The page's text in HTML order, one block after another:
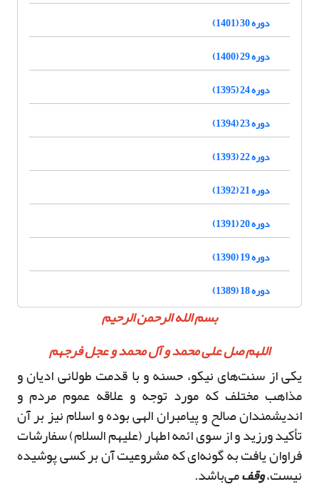
دوره 30 (1401)
دوره 29 (1400)
دوره 24 (1395)
دوره 23 (1394)
دوره 22 (1393)
دوره 21 (1392)
دوره 20 (1391)
دوره 19 (1390)
دوره 18 (1389)
بسم الله الرحمن الرحیم
اللهم صل علی محمد و آل محمد و عجل فرجهم
یکی از سنت‌های نیکو، حسنه و با قدمت طولانی ادیان و
مذاهب مختلف که مورد توجه و علاقه عموم مردم و
اندیشمندان صالح و پیامبران الهی بوده و اسلام نیز بر آن
تأکید ورزید و از سوی ائمه اطهار (علیهم السلام) سفارشات
فراوان یافت به گونه‌ای که مشروعیت آن بر کسی پوشیده
نیست،وقفمی‌باشد.